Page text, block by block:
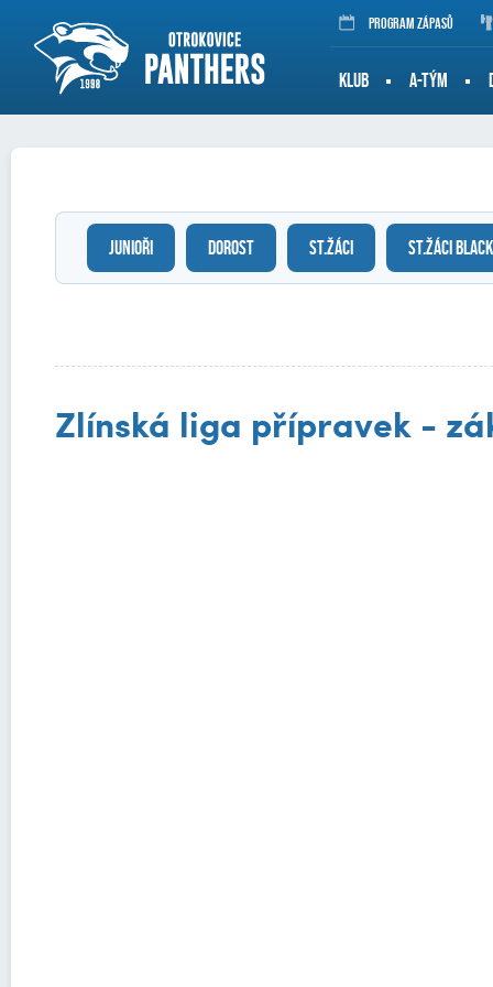
Program zápasů
KLUB A-TÝM
JUNIOŘI DOROST ST.ŽÁCI ST.ŽÁCI BLACK
Zlínská liga přípravek -